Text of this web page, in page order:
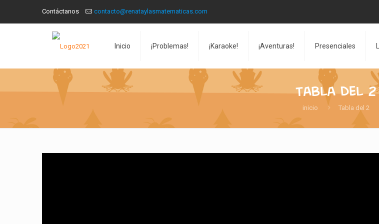
Contáctanos contacto@renataylasmatematicas.com
Inicio ¡Problemas! ¡Karaoke! ¡Aventuras! Presenciales
Tabla del 2
inicio Tabla del 2